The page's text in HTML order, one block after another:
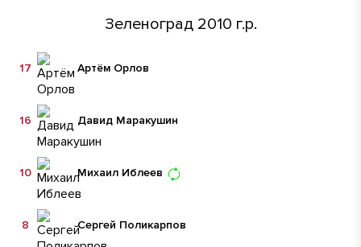
Зеленоград 2010 г.р.
Артём Орлов
17
Давид Маракушин
16
Михаил Иблеев
10
Сергей Поликарпов
8